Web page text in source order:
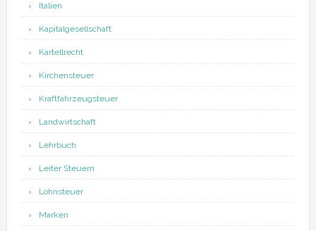
Italien
Kapitalgesellschaft
Kartellrecht
Kirchensteuer
Kraftfahrzeugsteuer
Landwirtschaft
Lehrbuch
Leiter Steuern
Lohnsteuer
Marken